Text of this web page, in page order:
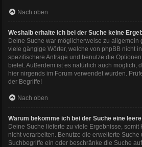
Nach oben
Weshalb erhalte ich bei der Suche keine
Deine Suche war möglicherweise zu allgemein
viele gängige Wörter, welche von phpBB nicht
spezifischere Anfrage und benutze die
bietet. Außerdem ist es natürlich auch möglich,
hier nirgends im Forum verwendet wurden.
der Begriffe!
Nach oben
Warum bekomme ich bei der Suche eine
Deine Suche lieferte zu viele Ergebnisse, somit
nicht verarbeiten. Benutze die erweiterte Suche
Suchbegriffe ein oder beschränke die Suche